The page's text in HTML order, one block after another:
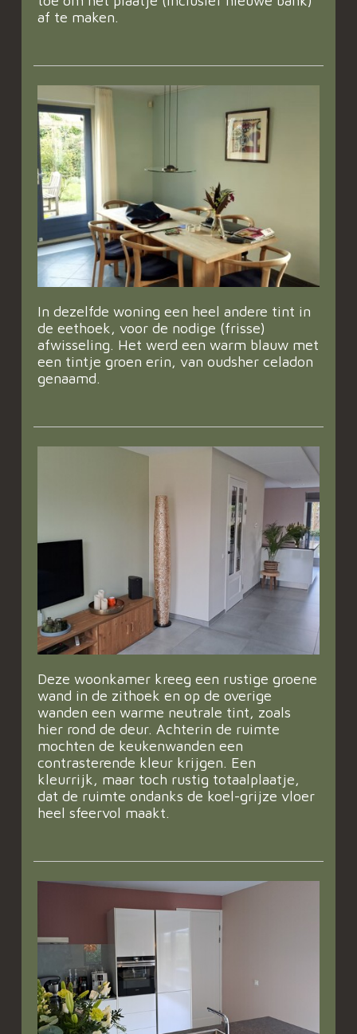
af te maken.
In dezelfde woning een heel andere tint in
de eethoek, voor de nodige (frisse)
afwisseling. Het werd een warm blauw met
een tintje groen erin, van oudsher celadon
genaamd.
Deze woonkamer kreeg een rustige groene
wand in de zithoek en op de overige
wanden een warme neutrale tint, zoals
hier rond de deur. Achterin de ruimte
mochten de keukenwanden een
contrasterende kleur krijgen. Een
kleurrijk, maar toch rustig totaalplaatje,
dat de ruimte ondanks de koel-grijze vloer
heel sfeervol maakt.